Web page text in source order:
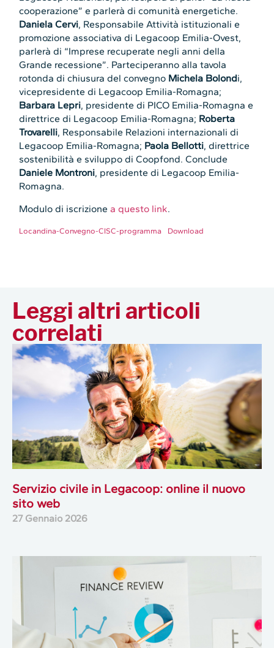
cooperazione” e parlerà di comunità energetiche.
Daniela Cervi, Responsabile Attività istituzionali e
promozione associativa di Legacoop Emilia-Ovest,
parlerà di “Imprese recuperate negli anni della
Grande recessione”. Parteciperanno alla tavola
rotonda di chiusura del convegno Michela Bolondi,
vicepresidente di Legacoop Emilia-Romagna;
Barbara Lepri, presidente di PICO Emilia-Romagna e
direttrice di Legacoop Emilia-Romagna; Roberta
Trovarelli, Responsabile Relazioni internazionali di
Legacoop Emilia-Romagna; Paola Bellotti, direttrice
sostenibilità e sviluppo di Coopfond. Conclude
Daniele Montroni, presidente di Legacoop Emilia-
Romagna.
Modulo di iscrizione a questo link.
Locandina-Convegno-CISC-programma Download
Leggi altri articoli
correlati
Servizio civile in Legacoop: online il nuovo
sito web
27 Gennaio 2026